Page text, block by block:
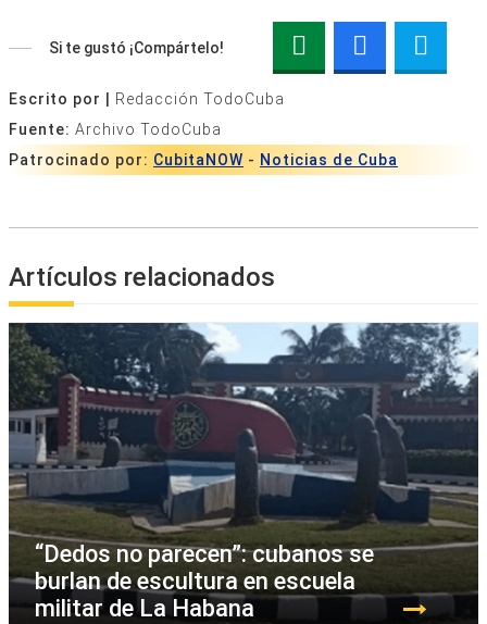
Si te gustó ¡Compártelo!
Escrito por |
Redacción TodoCuba
Fuente: Archivo TodoCuba
Patrocinado por: CubitaNOW - Noticias de Cuba
Artículos relacionados
“Dedos no parecen”: cubanos se
burlan de escultura en escuela
militar de La Habana